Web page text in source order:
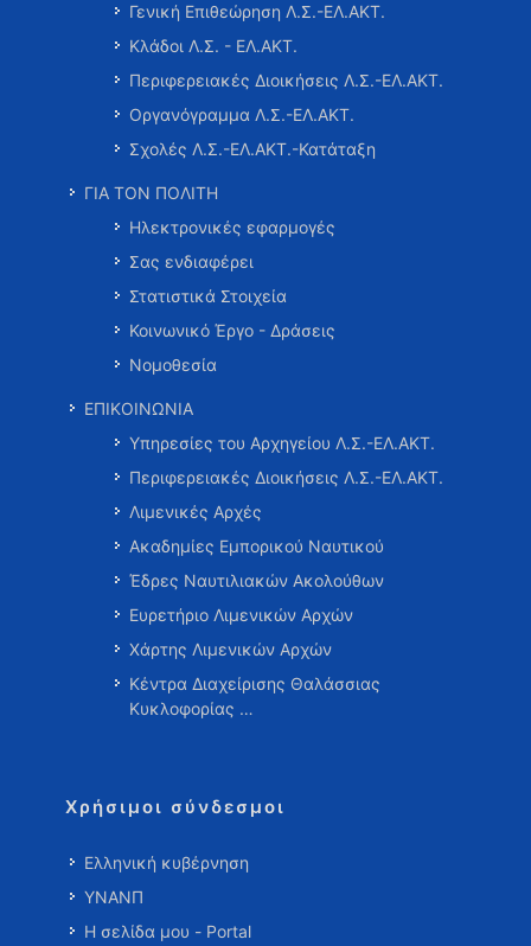
Γενική Επιθεώρηση Λ.Σ.-ΕΛ.ΑΚΤ.
Κλάδοι Λ.Σ. - ΕΛ.ΑΚΤ.
Περιφερειακές Διοικήσεις Λ.Σ.-ΕΛ.ΑΚΤ.
Οργανόγραμμα Λ.Σ.-ΕΛ.ΑΚΤ.
Σχολές Λ.Σ.-ΕΛ.ΑΚΤ.-Κατάταξη
ΓΙΑ ΤΟΝ ΠΟΛΙΤΗ
Ηλεκτρονικές εφαρμογές
Σας ενδιαφέρει
Στατιστικά Στοιχεία
Κοινωνικό Έργο - Δράσεις
Νομοθεσία
ΕΠΙΚΟΙΝΩΝΙΑ
Υπηρεσίες του Αρχηγείου Λ.Σ.-ΕΛ.ΑΚΤ.
Περιφερειακές Διοικήσεις Λ.Σ.-ΕΛ.ΑΚΤ.
Λιμενικές Αρχές
Ακαδημίες Εμπορικού Ναυτικού
Έδρες Ναυτιλιακών Ακολούθων
Ευρετήριο Λιμενικών Αρχών
Χάρτης Λιμενικών Αρχών
Κέντρα Διαχείρισης Θαλάσσιας
Κυκλοφορίας …
Χρήσιμοι σύνδεσμοι
Ελληνική κυβέρνηση
ΥΝΑΝΠ
Η σελίδα μου - Portal